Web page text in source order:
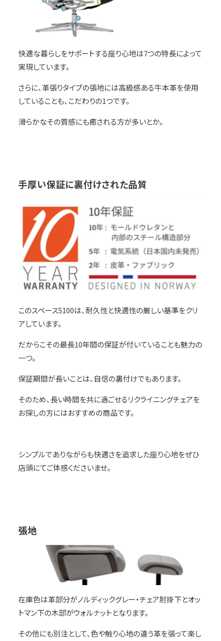
快適な暮らしをサポートする座り心地は7つの特長によって
実現しています。
さらに、革張りタイプの張地には高級感ある牛本革を使用
していることも、こだわりの1つです。
滑らかなその質感にも癒される方が多いとか。
手厚い保証に裏付けされた品質
このスペース5100は、耐久性と快適性の厳しい基準をクリ
アしています。
だからこその最長10年間の保証が付いていることも魅力の
一つ。
保証期間が長いことは、自信の裏付けでもあります。
そのため、長い時間を共に過ごせるリクライニングチェアを
お探しの方にはおすすめの商品です。
シンプルでありながらも快適さを追求した座り心地をぜひ
店頭にてご体感くださいませ。
張地
在庫色は革部分がノルディックグレー・チェア肘掛下とオッ
トマン下の木部がウォルナットとなります。
その他にも別注として、色や触り心地の違う革を張って楽し